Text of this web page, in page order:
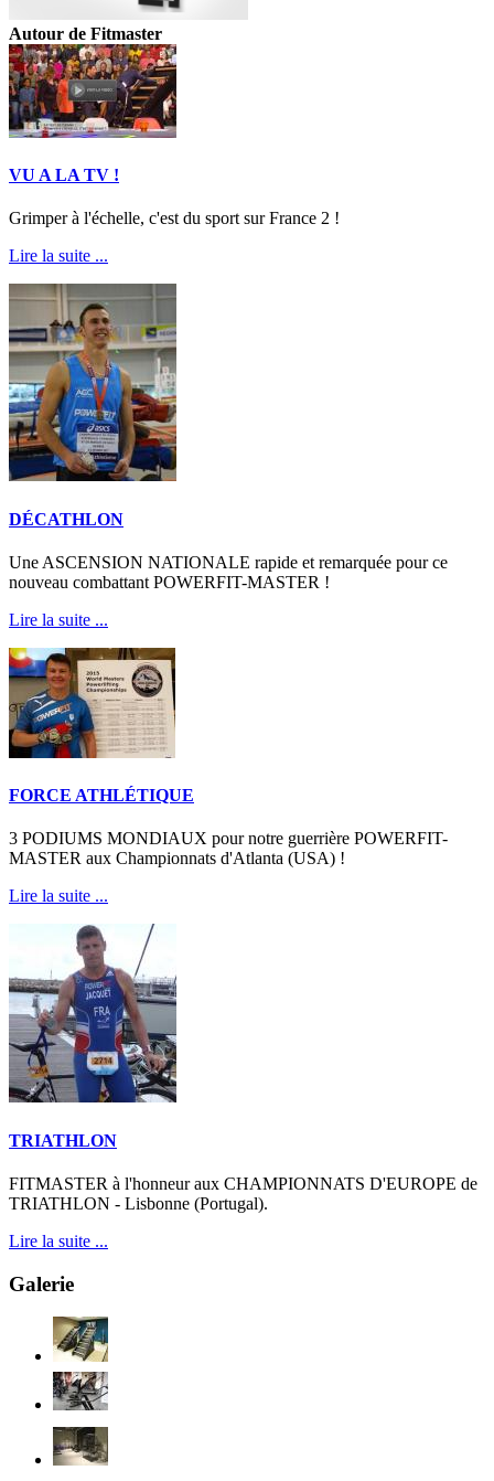
Autour de Fitmaster
VU A LA TV !
Grimper à l'échelle, c'est du sport sur France 2 !
Lire la suite ...
DÉCATHLON
Une ASCENSION NATIONALE rapide et remarquée pour ce
nouveau combattant POWERFIT-MASTER !
Lire la suite ...
FORCE ATHLÉTIQUE
3 PODIUMS MONDIAUX pour notre guerrière POWERFIT-
MASTER aux Championnats d'Atlanta (USA) !
Lire la suite ...
TRIATHLON
FITMASTER à l'honneur aux CHAMPIONNATS D'EUROPE de
TRIATHLON - Lisbonne (Portugal).
Lire la suite ...
Galerie